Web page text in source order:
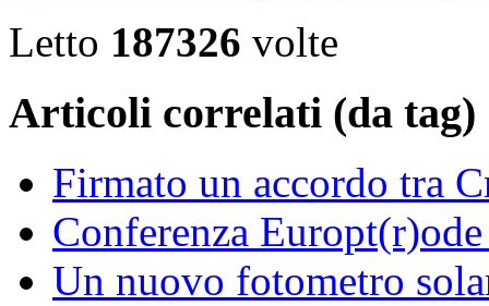
Letto 187326 volte
Articoli correlati (da tag)
Firmato un accordo tra
Conferenza
Un nuovo fotometro